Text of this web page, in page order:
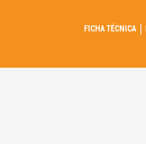
FICHA TÉCNICA